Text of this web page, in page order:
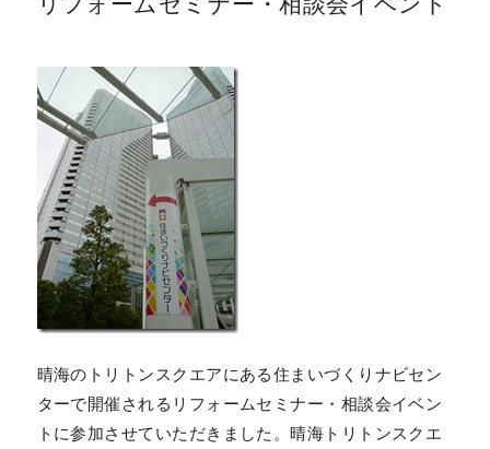
晴海のトリトンスクエアにある住まいづくりナビセン
ターで開催されるリフォームセミナー・相談会イベン
トに参加させていただきました。晴海トリトンスクエ